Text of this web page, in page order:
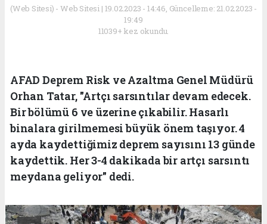
(Web Sitesi) - Web Sitesi | 19.02.2023 - 14:46, Güncelleme: 21.02.2023 -
19:49
11039+ kez okundu.
AFAD Deprem Risk ve Azaltma Genel Müdürü
Orhan Tatar, "Artçı sarsıntılar devam edecek.
Bir bölümü 6 ve üzerine çıkabilir. Hasarlı
binalara girilmemesi büyük önem taşıyor. 4
ayda kaydettiğimiz deprem sayısını 13 günde
kaydettik. Her 3-4 dakikada bir artçı sarsıntı
meydana geliyor" dedi.